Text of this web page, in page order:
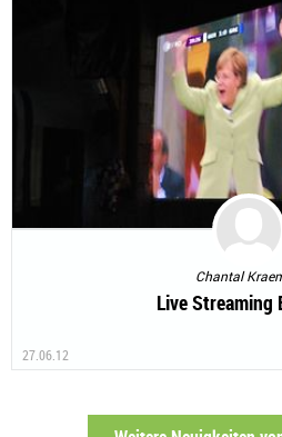
Chantal
Live Streaming
27.06.12